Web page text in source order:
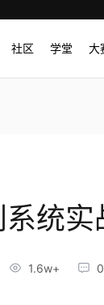
社区 学堂 大
统实
1.6w+ 0